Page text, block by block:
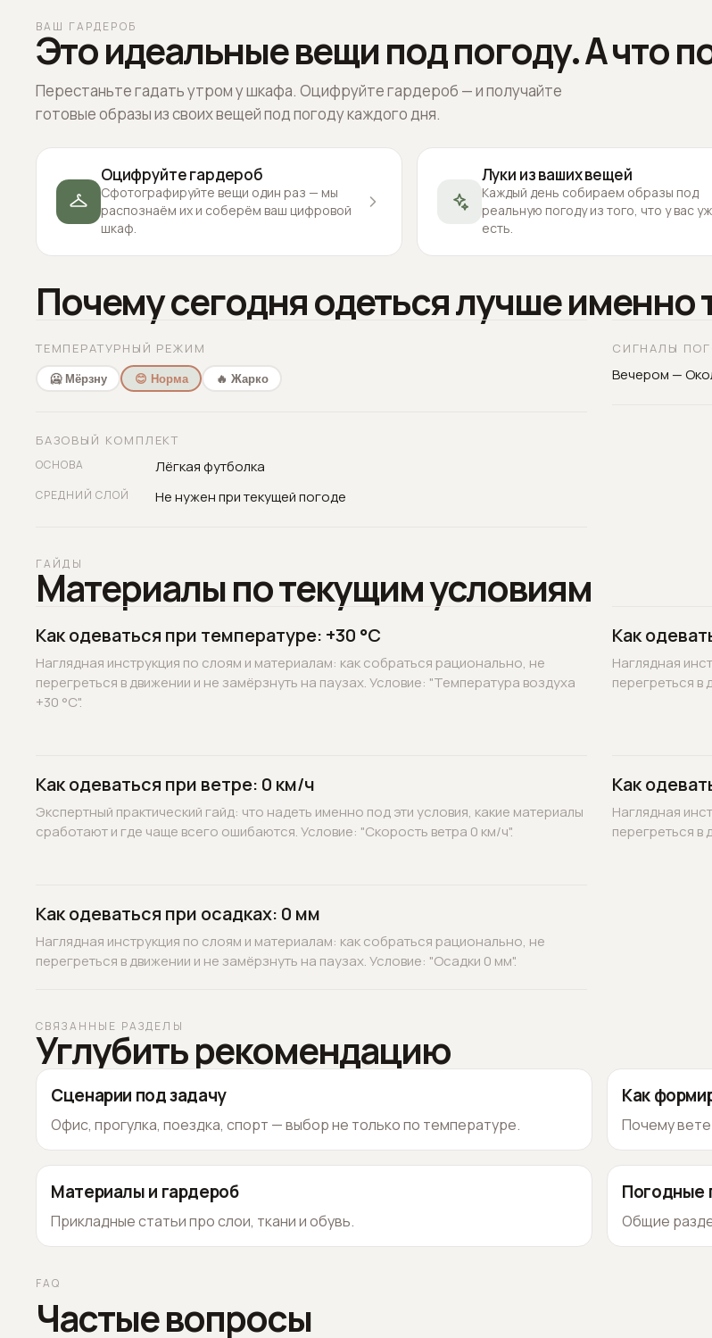
ВАШ ГАРДЕРОБ
Это идеальные вещи под погоду. А что
Перестаньте гадать утром у шкафа. Оцифруйте гардероб — и получайте
готовые образы из своих вещей под погоду каждого дня.
Оцифруйте гардероб
Сфотографируйте вещи один раз — мы
распознаём их и соберём ваш цифровой
шкаф.
Луки из ваших вещей
Каждый день собираем образы под
реальную погоду из того, что у вас
есть.
Почему сегодня одеться лучше именно
ТЕМПЕРАТУРНЫЙ РЕЖИМ
🥶 Мёрзну 😊 Норма 🔥 Жарко
БАЗОВЫЙ КОМПЛЕКТ
ОСНОВА Лёгкая футболка
СРЕДНИЙ СЛОЙ Не нужен при текущей погоде
СИГНАЛЫ
Вечером —
ГАЙДЫ
Материалы по текущим условиям
Как одеваться при температуре: +30 °C
Наглядная инструкция по слоям и материалам: как собраться рационально, не
перегреться в движении и не замёрзнуть на паузах. Условие: "Температура воздуха
+30 °C".
Как
Наглядная
перегреться в
Как одеваться при ветре: 0 км/ч
Экспертный практический гайд: что надеть именно под эти условия, какие материалы
сработают и где чаще всего ошибаются. Условие: "Скорость ветра 0 км/ч".
Как
Наглядная
перегреться в
Как одеваться при осадках: 0 мм
Наглядная инструкция по слоям и материалам: как собраться рационально, не
перегреться в движении и не замёрзнуть на паузах. Условие: "Осадки 0 мм".
СВЯЗАННЫЕ РАЗДЕЛЫ
Углубить рекомендацию
Сценарии под задачу
Офис, прогулка, поездка, спорт — выбор не только по температуре.
Как
Почему
Материалы и гардероб
Прикладные статьи про слои, ткани и обувь.
Погодные
Общие
FAQ
Частые вопросы